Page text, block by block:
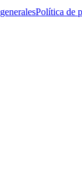
Política de